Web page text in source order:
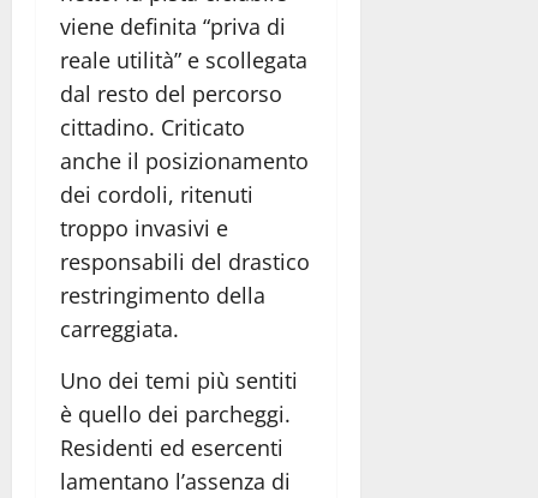
viene definita “priva di
reale utilità” e scollegata
dal resto del percorso
cittadino. Criticato
anche il posizionamento
dei cordoli, ritenuti
troppo invasivi e
responsabili del drastico
restringimento della
carreggiata.
Uno dei temi più sentiti
è quello dei parcheggi.
Residenti ed esercenti
lamentano l’assenza di